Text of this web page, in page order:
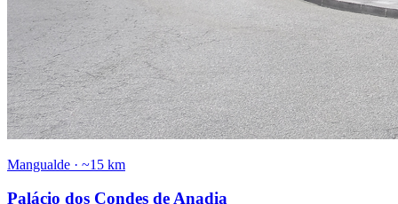
Mangualde · ~15 km
Palácio dos Condes de Anadia